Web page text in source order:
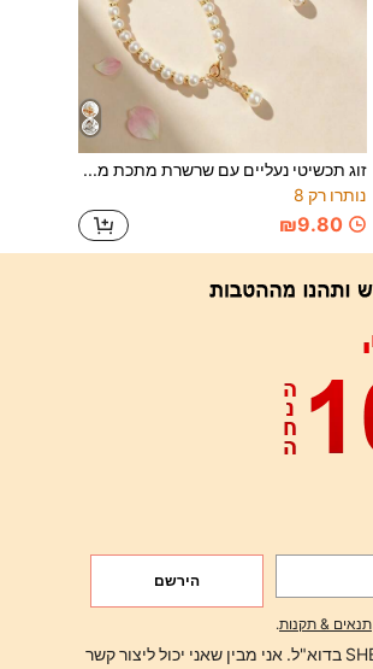
זוג תכשיטי נעליים עם שרשרת מתכת מחרוזי פני מלאכותיים, אביזר נעליים יוקרתי מינימליסטי בסגנון צרפתי רב-שימושי ליומיום, שילוב מושלם של חמימות הפניאלים ואלגנטיות של עיטורי זהב, פריט יוקרתי טיפוסי "מתאים לנסיעה לעבודה / לדייט", אורך מתכוונן
נותרו רק 8
₪9.80
הירשם
תנאים & תקנות.
ברצוני לקבל הצעות בלעדיות וחדשות SHEIN בדוא"ל. אני מבין שאני יכול ליצור קשר